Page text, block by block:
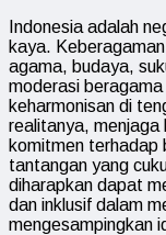
Indonesia adalah
kaya.
agama, budaya,
moderasi
keharmonisan di
realitanya, menjaga
komitmen terhadap
tantangan yang
diharapkan dapat
dan inklusif dalam
mengesampingkan